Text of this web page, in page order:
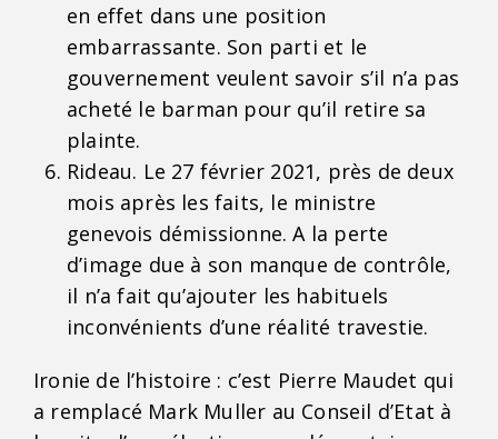
en effet dans une position
embarrassante. Son parti et le
gouvernement veulent savoir s’il n’a pas
acheté le barman pour qu’il retire sa
plainte.
Rideau. Le 27 février 2021, près de deux
mois après les faits, le ministre
genevois démissionne. A la perte
d’image due à son manque de contrôle,
il n’a fait qu’ajouter les habituels
inconvénients d’une réalité travestie.
Ironie de l’histoire : c’est Pierre Maudet qui
a remplacé Mark Muller au Conseil d’Etat à